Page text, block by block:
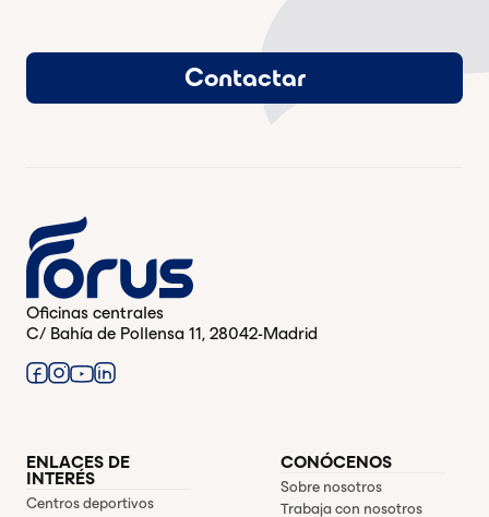
Contactar
Oficinas centrales
C/ Bahía de Pollensa 11, 28042-Madrid
ENLACES DE
INTERÉS
Centros deportivos
CONÓCENOS
Sobre nosotros
Trabaja con nosotros